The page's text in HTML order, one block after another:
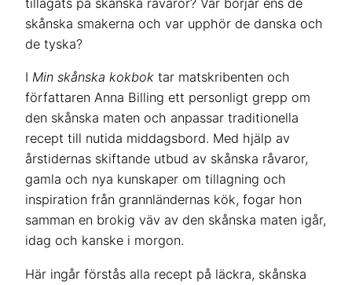
skånska smakerna och var upphör de danska och
de tyska?
I Min skånska kokbok tar matskribenten och
författaren Anna Billing ett personligt grepp om
den skånska maten och anpassar traditionella
recept till nutida middagsbord. Med hjälp av
årstidernas skiftande utbud av skånska råvaror,
gamla och nya kunskaper om tillagning och
inspiration från grannländernas kök, fogar hon
samman en brokig väv av den skånska maten igår,
idag och kanske i morgon.
Här ingår förstås alla recept på läckra, skånska